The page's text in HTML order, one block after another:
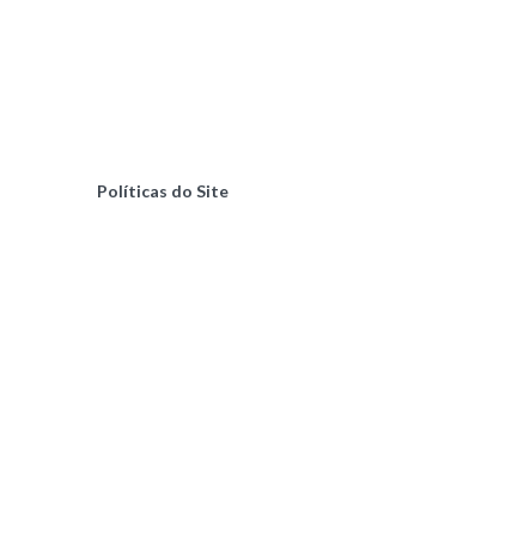
Políticas do Site